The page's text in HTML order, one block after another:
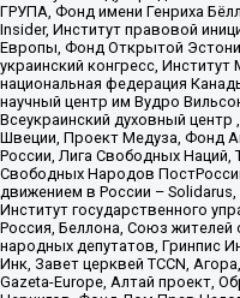
ГРУПА, Фонд имени Генриха
Insider, Институт правовой
Европы, Фонд Открытой
украинский конгресс,
национальная федерация
научный центр им Вудро
Всеукраинский духовный
Швеции, Проект Медуза, Фонд
России, Лига Свободных Наций,
Свободных Народов
движением в России –
Институт государственного
Россия, Беллона, Союз
народных депутатов, Гринпис
Инк, Завет церквей TCCN,
Gazeta-Europe, Алтай проект,